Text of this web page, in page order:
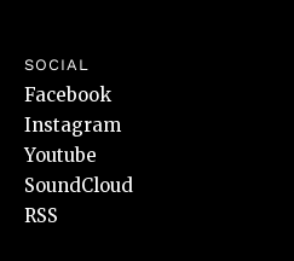
SOCIAL
Facebook
Instagram
Youtube
SoundCloud
RSS